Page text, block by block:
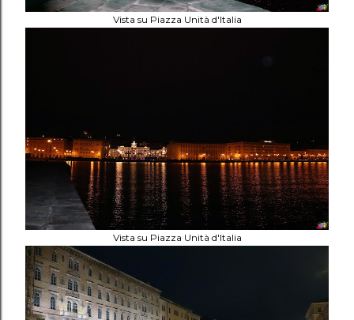
Vista su Piazza Unità d'Italia
Vista su Piazza Unità d'Italia